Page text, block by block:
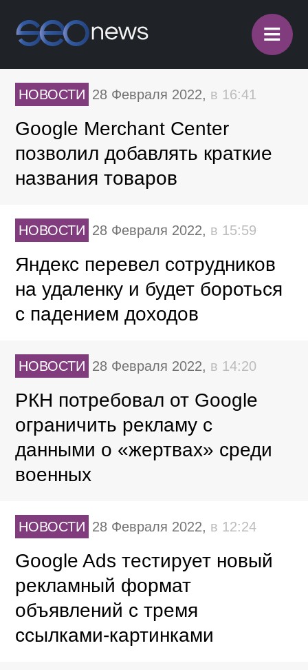
≡
НОВОСТИ 28 Февраля 2022, в 16:41
Google Merchant Center
позволил добавлять краткие
названия товаров
НОВОСТИ 28 Февраля 2022, в 15:59
Яндекс перевел сотрудников
на удаленку и будет бороться
с падением доходов
НОВОСТИ 28 Февраля 2022, в 14:20
РКН потребовал от Google
ограничить рекламу с
данными о «жертвах» среди
военных
НОВОСТИ 28 Февраля 2022, в 12:24
Google Ads тестирует новый
рекламный формат
объявлений с тремя
ссылками-картинками